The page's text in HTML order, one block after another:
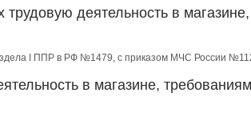
деятельность в магазине,
I ППР в РФ №1479, с приказом МЧС России
в магазине,